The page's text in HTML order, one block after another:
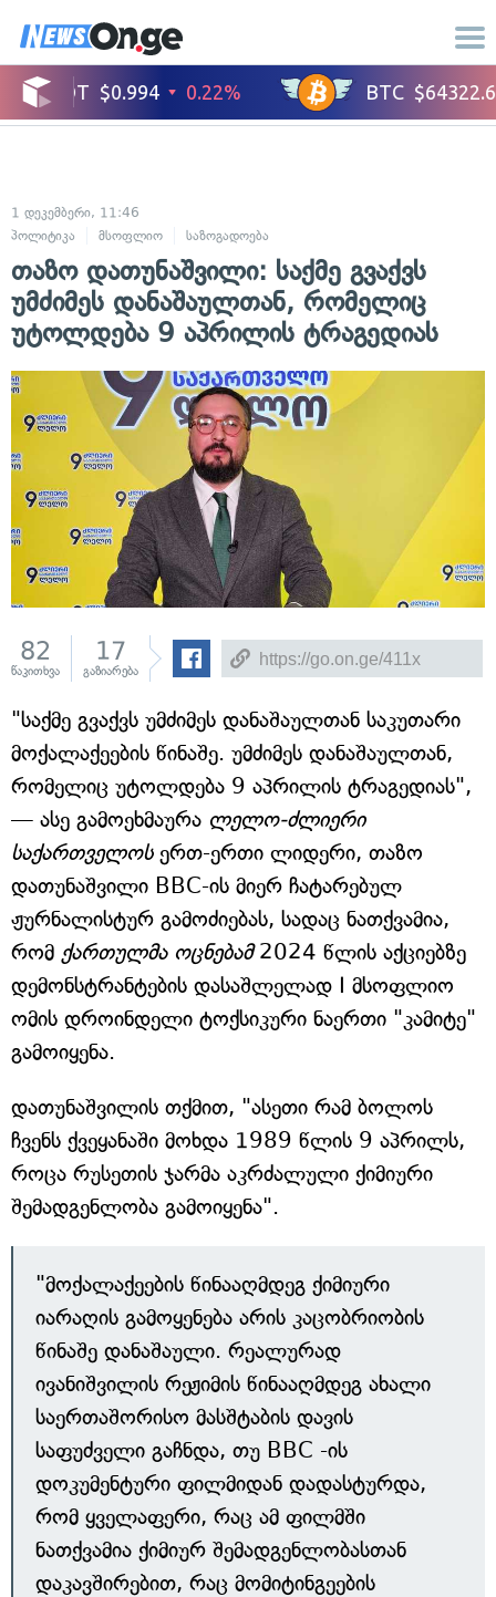
1 დეკემბერი, 11:46
პოლიტიკა
მსოფლიო საზოგადოება
თაზო დათუნაშვილი: საქმე გვაქვს
უმძიმეს დანაშაულთან, რომელიც
უტოლდება 9 აპრილის ტრაგედიას
82
წაკითხვა
17
გაზიარება
"საქმე გვაქვს უმძიმეს დანაშაულთან საკუთარი
მოქალაქეების წინაშე. უმძიმეს დანაშაულთან,
რომელიც უტოლდება 9 აპრილის ტრაგედიას",
— ასე გამოეხმაურა ლელო-ძლიერი
საქართველოსერთ-ერთი ლიდერი, თაზო
დათუნაშვილი BBC-ის მიერ ჩატარებულ
ჟურნალისტურ გამოძიებას, სადაც ნათქვამია,
რომ ქართულმა ოცნებამ2024 წლის აქციებზე
დემონსტრანტების დასაშლელად I მსოფლიო
ომის დროინდელი ტოქსიკური ნაერთი "კამიტე"
გამოიყენა.
დათუნაშვილის თქმით, "ასეთი რამ ბოლოს
ჩვენს ქვეყანაში მოხდა 1989 წლის 9 აპრილს,
როცა რუსეთის ჯარმა აკრძალული ქიმიური
შემადგენლობა გამოიყენა".
"მოქალაქეების წინააღმდეგ ქიმიური
იარაღის გამოყენება არის კაცობრიობის
წინაშე დანაშაული. რეალურად
ივანიშვილის რეჟიმის წინააღმდეგ ახალი
საერთაშორისო მასშტაბის დავის
საფუძველი გაჩნდა, თუ BBC -ის
დოკუმენტური ფილმიდან დადასტურდა,
რომ ყველაფერი, რაც ამ ფილმში
ნათქვამია ქიმიურ შემადგენლობასთან
დაკავშირებით, რაც მომიტინგეების